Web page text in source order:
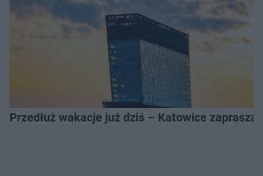
Przedłuż wakacje już dziś – Katowice